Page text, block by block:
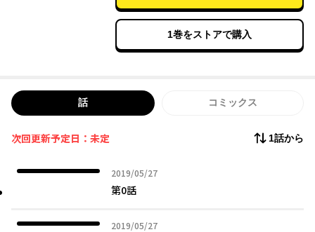
1巻をストアで購入
話 コミックス
次回更新予定日：未定 1話から
2019/05/27
2019年05月27日
第0話
2019/05/27
2019年05月27日